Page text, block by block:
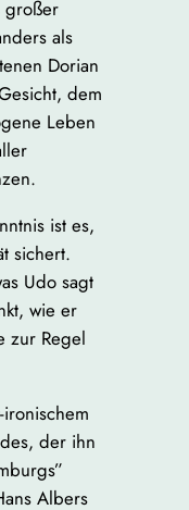
großer
als
Dorian
dem
Leben
ist es,
sichert.
Udo sagt
wie er
zur Regel
der ihn
Albers